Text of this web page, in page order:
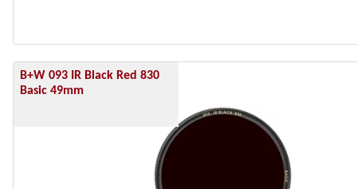
B+W 093 IR Black Red 830
Basic 49mm